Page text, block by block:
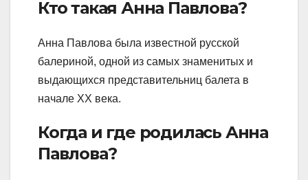
Кто такая Анна Павлова?
Анна Павлова была известной русской
балериной, одной из самых знаменитых и
выдающихся представительниц балета в
начале XX века.
Когда и где родилась Анна
Павлова?